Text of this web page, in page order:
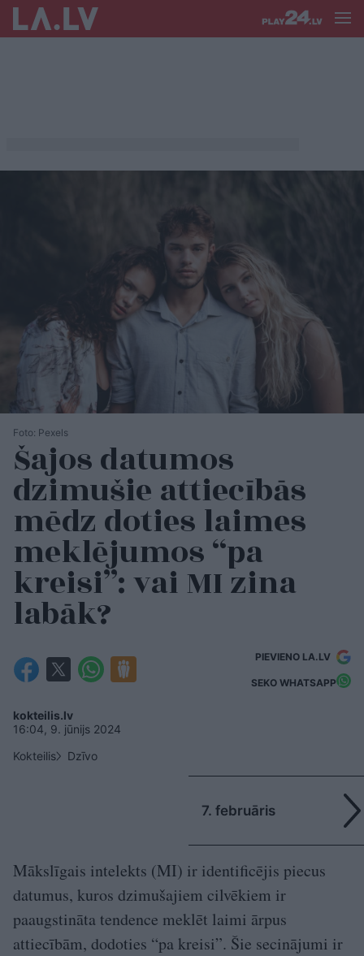
Foto: Pexels
Šajos datumos
dzimušie attiecībās
mēdz doties laimes
meklējumos “pa
kreisi”: vai MI zina
labāk?
PIEVIENO LA.LV
SEKO WHATSAPP
kokteilis.lv
16:04, 9. jūnijs 2024
Kokteilis
Dzīvo
7. februāris
Mākslīgais intelekts (MI) ir identificējis piecus
datumus, kuros dzimušajiem cilvēkiem ir
paaugstināta tendence meklēt laimi ārpus
attiecībām, dodoties “pa kreisi”. Šie secinājumi ir